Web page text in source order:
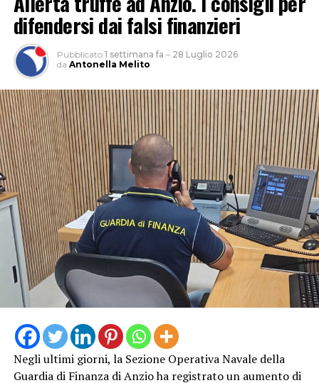
difendersi dai falsi finanzieri
Pubblicato 1 settimana fa – 28 Luglio 2026
da Antonella Melito
Negli ultimi giorni, la Sezione Operativa Navale della
Guardia di Finanza di Anzio ha registrato un aumento di